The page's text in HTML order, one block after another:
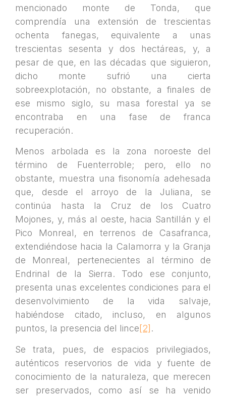
mencionado monte de Tonda, que
comprendía una extensión de trescientas
ochenta fanegas, equivalente a unas
trescientas sesenta y dos hectáreas, y, a
pesar de que, en las décadas que siguieron,
dicho monte sufrió una cierta
sobreexplotación, no obstante, a finales de
ese mismo siglo, su masa forestal ya se
encontraba en una fase de franca
recuperación.
Menos arbolada es la zona noroeste del
término de Fuenterroble; pero, ello no
obstante, muestra una fisonomía adehesada
que, desde el arroyo de la Juliana, se
continúa hasta la Cruz de los Cuatro
Mojones, y, más al oeste, hacia Santillán y el
Pico Monreal, en terrenos de Casafranca,
extendiéndose hacia la Calamorra y la Granja
de Monreal, pertenecientes al término de
Endrinal de la Sierra. Todo ese conjunto,
presenta unas excelentes condiciones para el
desenvolvimiento de la vida salvaje,
habiéndose citado, incluso, en algunos
puntos, la presencia del lince[2] .
Se trata, pues, de espacios privilegiados,
auténticos reservorios de vida y fuente de
conocimiento de la naturaleza, que merecen
ser preservados, como así se ha venido